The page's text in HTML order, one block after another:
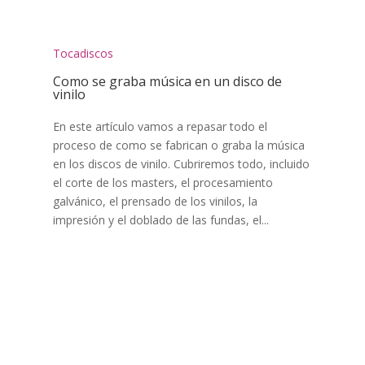
Tocadiscos
Como se graba música en un disco de
vinilo
En este artículo vamos a repasar todo el
proceso de como se fabrican o graba la música
en los discos de vinilo. Cubriremos todo, incluido
el corte de los masters, el procesamiento
galvánico, el prensado de los vinilos, la
impresión y el doblado de las fundas, el...